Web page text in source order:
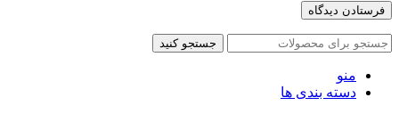
جستجو کنید
منو
دسته بندی ها